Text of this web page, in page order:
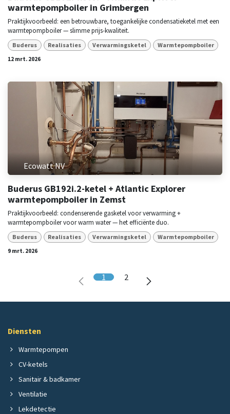
warmtepompboiler in Grimbergen
Praktijkvoorbeeld: een betrouwbare, toegankelijke condensatieketel met een
warmtepompboiler — slimme prijs-kwaliteit.
Buderus Realisaties Verwarmingsketel Warmtepompboiler
12 mrt. 2026
Ecowatt NV
Buderus GB192i.2-ketel + Atlantic Explorer
warmtepompboiler in Zemst
Praktijkvoorbeeld: condenserende gasketel voor verwarming +
warmtepompboiler voor warm water — het efficiënte duo.
Buderus Realisaties Verwarmingsketel Warmtepompboiler
9 mrt. 2026
1 2
Diensten
Warmtepompen
CV-ketels
Sanitair & badkamer
Ventilatie
Lekdetectie